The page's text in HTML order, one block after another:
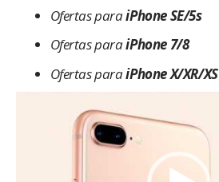
Ofertas paraiPhone SE/5s
Ofertas paraiPhone 7/8
Ofertas paraiPhone X/XR/XS